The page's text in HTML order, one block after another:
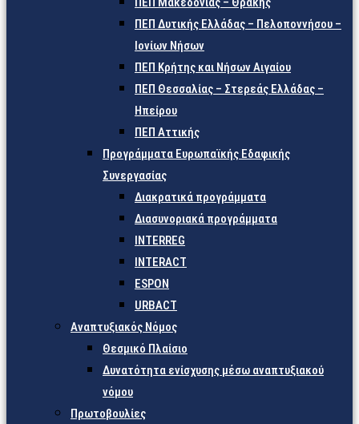
ΠΕΠ Δυτικής Ελλάδας – Πελοποννήσου –
Ιονίων Νήσων
ΠΕΠ Κρήτης και Νήσων Αιγαίου
ΠΕΠ Θεσσαλίας – Στερεάς Ελλάδας –
Ηπείρου
ΠΕΠ Αττικής
Προγράμματα Ευρωπαϊκής Εδαφικής
Συνεργασίας
Διακρατικά προγράμματα
Διασυνοριακά προγράμματα
INTERREG
INTERACT
ESPON
URBACT
Αναπτυξιακός Νόμος
Θεσμικό Πλαίσιο
Δυνατότητα ενίσχυσης μέσω αναπτυξιακού
νόμου
Πρωτοβουλίες